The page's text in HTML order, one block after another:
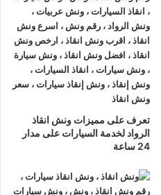
من الاعطال والحوادث نحنأسرع
بنا عليرقم ونش انقاذ سيارات
–
01120018852ليصلك
في العريش
أنقاذ في العريش وأسرع ونش
في العريش دائما اوناشنا
منونش انقاذ
وخدمات الإنقاذ السريع
تعرف على مميزات ونش انقاذ
الرواد لخدمة السيارات على مدار
24 ساعة